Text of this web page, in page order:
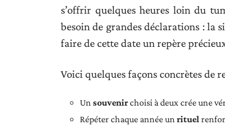
s’offrir quelques heures loin du
besoin de grandes déclarations : la
faire de cette date un repère
Voici quelques façons concrètes de
Un souvenirchoisi à deux crée une
Répéter chaque année un rituel